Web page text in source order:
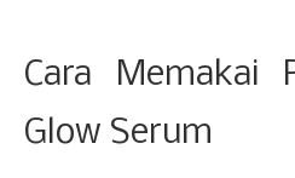
Cara Memakai
Glow Serum